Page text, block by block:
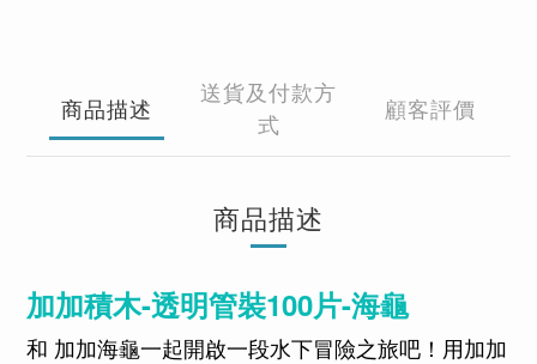
商品描述
送貨及付款方
式
顧客評價
商品描述
加加積木-透明管裝100片-海龜
和 加加海龜一起開啟一段水下冒險之旅吧！用加加